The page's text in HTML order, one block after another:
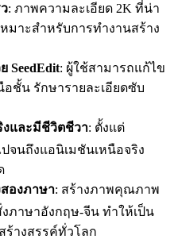
: ภาพความละเอียด 2K ที่น่า
หมาะสำหรับการทำงานสร้าง
SeedEdit: ผู้ใช้สามารถแก้ไข
ชั้น รักษารายละเอียดซับ
งและมีชีวิตชีวา: ตั้งแต่
จนถึงแอนิเมชันเหนือจริง
องภาษา: สร้างภาพคุณภาพ
ภาษาอังกฤษ-จีน ทำให้เป็น
ร้างสรรค์ทั่วโลก